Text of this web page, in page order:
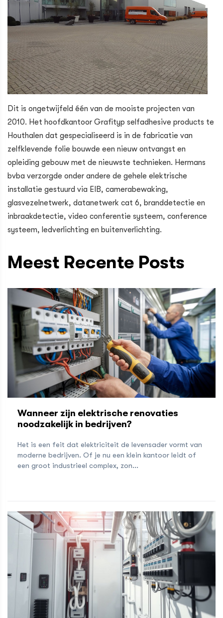
Dit is ongetwijfeld één van de mooiste projecten van
2010. Het hoofdkantoor Grafityp selfadhesive products te
Houthalen dat gespecialiseerd is in de fabricatie van
zelfklevende folie bouwde een nieuw ontvangst en
opleiding gebouw met de nieuwste technieken. Hermans
bvba verzorgde onder andere de gehele elektrische
installatie gestuurd via EIB, camerabewaking,
glasvezelnetwerk, datanetwerk cat 6, branddetectie en
inbraakdetectie, video conferentie systeem, conference
systeem, ledverlichting en buitenverlichting.
Meest Recente Posts
Wanneer zijn elektrische renovaties
noodzakelijk in bedrijven?
Het is een feit dat elektriciteit de levensader vormt van
moderne bedrijven. Of je nu een klein kantoor leidt of
een groot industrieel complex, zon...